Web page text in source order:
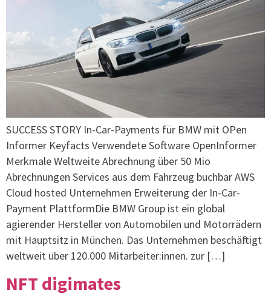
SUCCESS STORY In-Car-Payments für BMW mit OPen
Informer Keyfacts Verwendete Software OpenInformer
Merkmale Weltweite Abrechnung über 50 Mio
Abrechnungen Services aus dem Fahrzeug buchbar AWS
Cloud hosted Unternehmen Erweiterung der In-Car-
Payment PlattformDie BMW Group ist ein global
agierender Hersteller von Automobilen und Motorrädern
mit Hauptsitz in München. Das Unternehmen beschäftigt
weltweit über 120.000 Mitarbeiter:innen. zur […]
NFT digimates